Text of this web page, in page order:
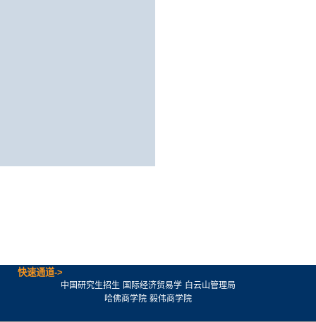
快速通道->
中国研究生招生 国际经济贸易学 白云山管理局
哈佛商学院 毅伟商学院